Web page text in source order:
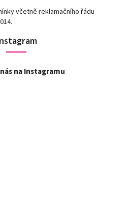
včetně reklamačního řádu
na Instagramu